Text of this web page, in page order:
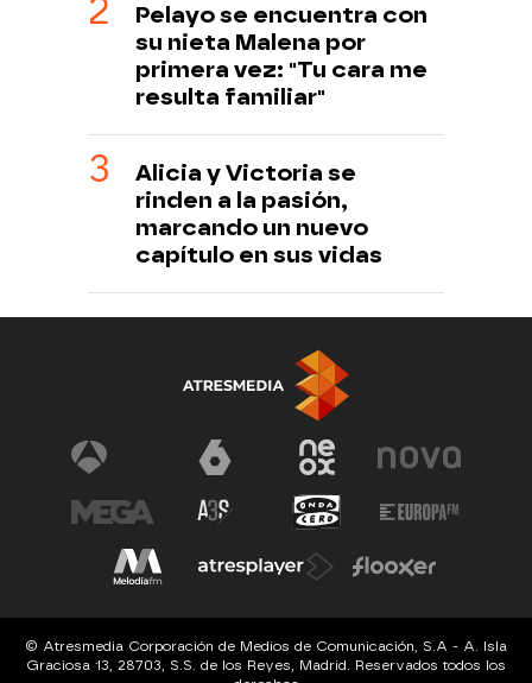
Pelayo se encuentra con
su nieta Malena por
primera vez: "Tu cara me
resulta familiar"
Alicia y Victoria se
rinden a la pasión,
marcando un nuevo
capítulo en sus vidas
© Atresmedia Corporación de Medios de Comunicación, S.A - A. Isla
Graciosa 13, 28703, S.S. de los Reyes, Madrid. Reservados todos los